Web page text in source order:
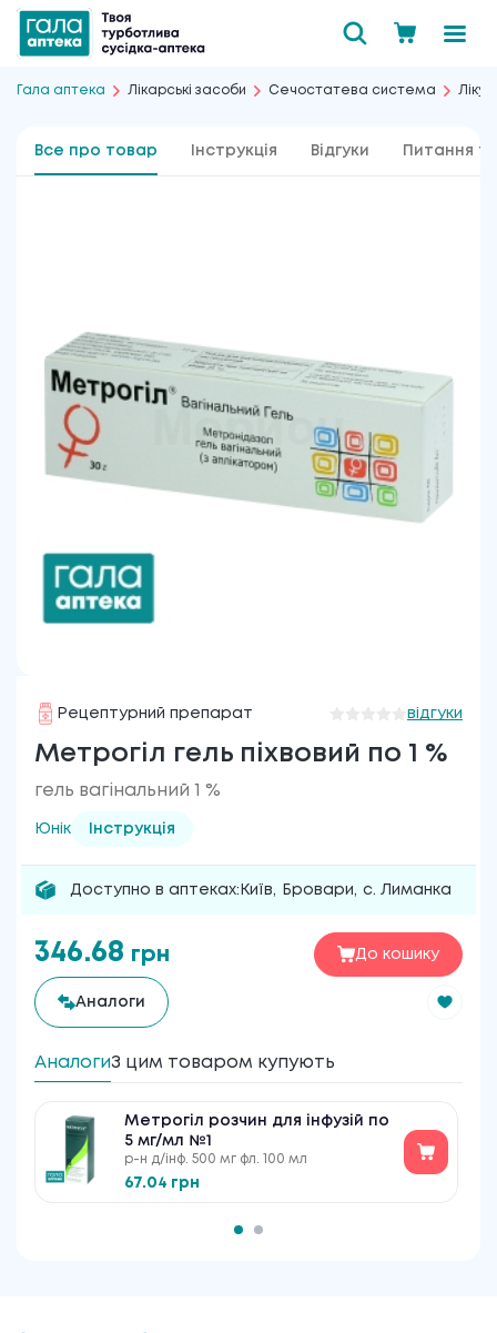
Гала аптека Лікарські засоби Сечостатева система
Все про товар Інструкція Відгуки Питання та
Рецептурний препарат відгуки
Метрогіл гель піхвовий по 1 %
гель вагінальний 1 %
Юнік Інструкція
Доступно в аптеках: Київ, Бровари, с. Лиманка
346.68 грн До кошику
Аналоги
АналогиЗ цим товаром купують
Метрогіл розчин для інфузій по
5 мг/мл №1
р-н д/інф. 500 мг фл. 100 мл
67.04 грн